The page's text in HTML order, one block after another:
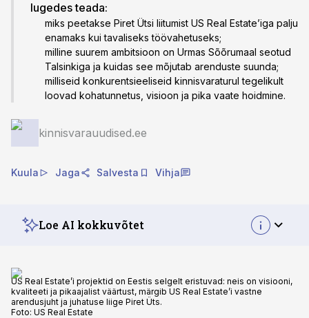
lugedes teada:
miks peetakse Piret Ütsi liitumist US Real Estate’iga palju
enamaks kui tavaliseks töövahetuseks;
milline suurem ambitsioon on Urmas Sõõrumaal seotud
Talsinkiga ja kuidas see mõjutab arenduste suunda;
milliseid konkurentsieeliseid kinnisvaraturul tegelikult
loovad kohatunnetus, visioon ja pika vaate hoidmine.
kinnisvarauudised.ee
Kuula Jaga Salvesta Vihja
Loe AI kokkuvõtet
US Real Estate’i projektid on Eestis selgelt eristuvad: neis on visiooni,
kvaliteeti ja pikaajalist väärtust, märgib US Real Estate’i vastne
arendusjuht ja juhatuse liige Piret Üts.
Foto: US Real Estate